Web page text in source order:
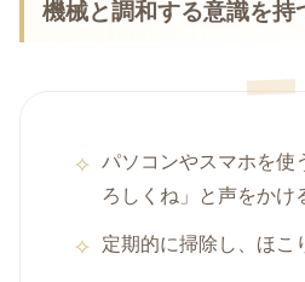
機械と調和する意識を持
パソコンやスマホを使
ろしくね」と声をかけ
定期的に掃除し、ほこ